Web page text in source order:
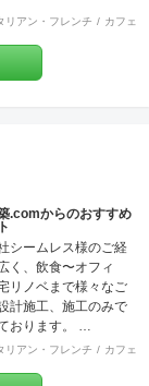
リアン・フレンチ カフェ
.comからのおすすめ
シームレス様のご経
く、飲食〜オフィ
リノベまで様々なご
計施工、施工のみで
おります。 …
リアン・フレンチ カフェ